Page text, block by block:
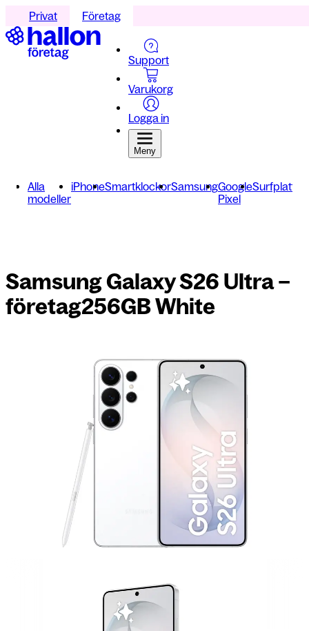
Privat Företag
Support
Varukorg
Logga in
Meny
Alla
modeller
iPhoneSmartklockorSamsungGoogle
Pixel
Surfplattor
Samsung Galaxy S26 Ultra –
företag256GB White